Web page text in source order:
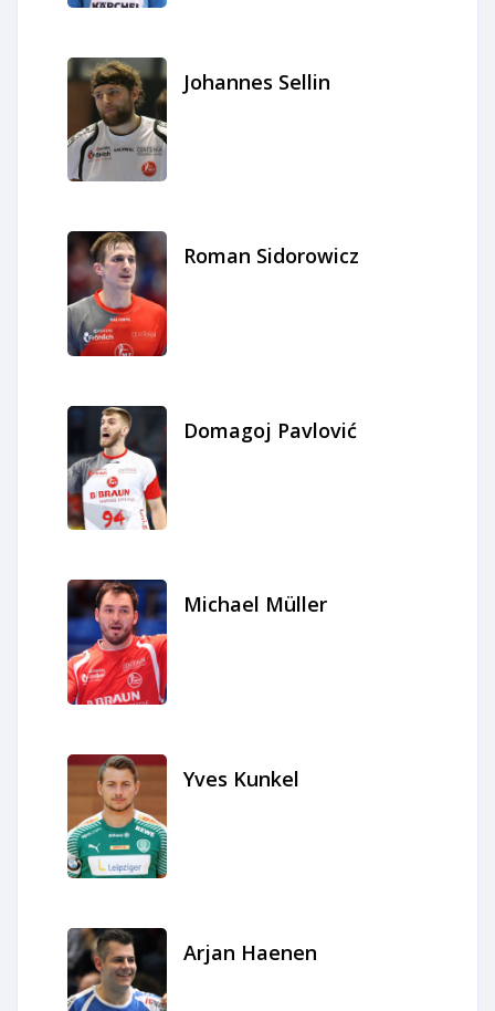
Johannes Sellin
Roman Sidorowicz
Domagoj Pavlović
Michael Müller
Yves Kunkel
Arjan Haenen